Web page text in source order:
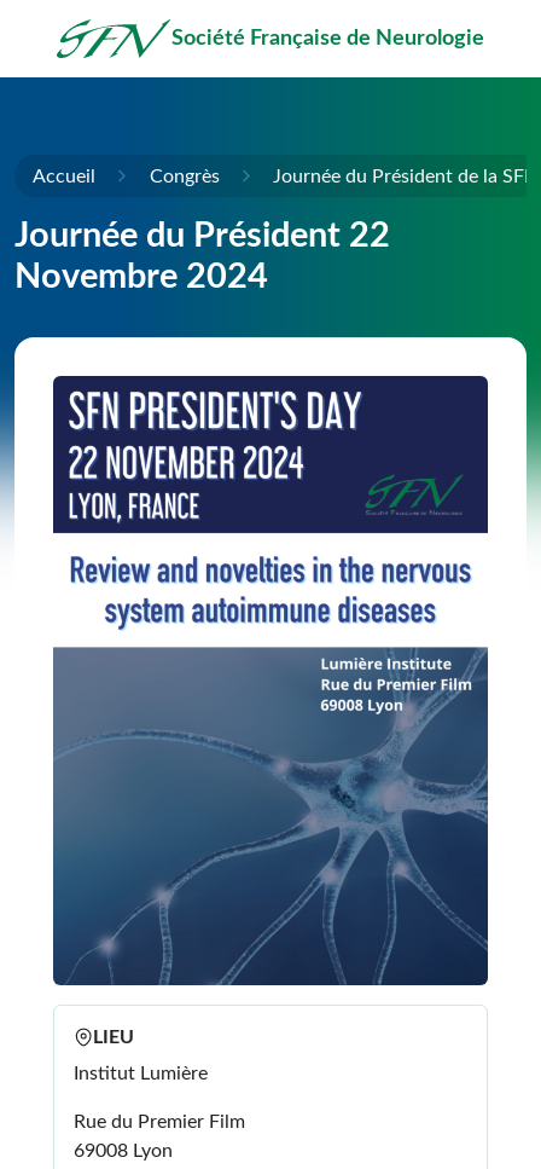
Société Française de Neurologie
Accueil Congrès Journée du Président de la SFN
Journée du Président 22
Novembre 2024
LIEU
Institut Lumière
Rue du Premier Film
69008 Lyon